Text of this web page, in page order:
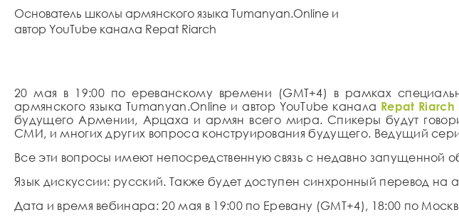
Основатель школы армянского языка Tumanyan.Online и
автор YouTube канала Repat Riarch
20 мая в 19:00 по ереванскому времени (GMT+4) в рамках
армянского языка Tumanyan.Online и автор YouTube канала Repat Riarch
будущего Армении, Арцаха и армян всего мира. Спикеры будут
СМИ, и многих других вопроса конструирования будущего. Ведущий
Все эти вопросы имеют непосредственную связь с недавно запущенной
Язык дискуссии: русский. Также будет доступен синхронный перевод на
Дата и время вебинара: 20 мая в 19:00 по Еревану (GMT+4), 18:00 по